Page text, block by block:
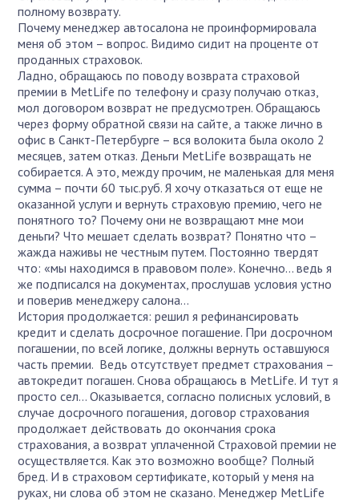
полному возврату.
Почему менеджер автосалона не проинформировала
меня об этом – вопрос. Видимо сидит на проценте от
проданных страховок.
Ладно, обращаюсь по поводу возврата страховой
премии в MetLife по телефону и сразу получаю отказ,
мол договором возврат не предусмотрен. Обращаюсь
через форму обратной связи на сайте, а также лично в
офис в Санкт-Петербурге – вся волокита была около 2
месяцев, затем отказ. Деньги MetLife возвращать не
собирается. А это, между прочим, не маленькая для меня
сумма – почти 60 тыс.руб. Я хочу отказаться от еще не
оказанной услуги и вернуть страховую премию, чего не
понятного то? Почему они не возвращают мне мои
деньги? Что мешает сделать возврат? Понятно что –
жажда наживы не честным путем. Постоянно твердят
что: «мы находимся в правовом поле». Конечно… ведь я
же подписался на документах, прослушав условия устно
и поверив менеджеру салона…
История продолжается: решил я рефинансировать
кредит и сделать досрочное погашение. При досрочном
погашении, по всей логике, должны вернуть оставшуюся
часть премии. Ведь отсутствует предмет страхования –
автокредит погашен. Снова обращаюсь в MetLife. И тут я
просто сел… Оказывается, согласно полисных условий, в
случае досрочного погашения, договор страхования
продолжает действовать до окончания срока
страхования, а возврат уплаченной Страховой премии не
осуществляется. Как это возможно вообще? Полный
бред. И в страховом сертификате, который у меня на
руках, ни слова об этом не сказано. Менеджер MetLife